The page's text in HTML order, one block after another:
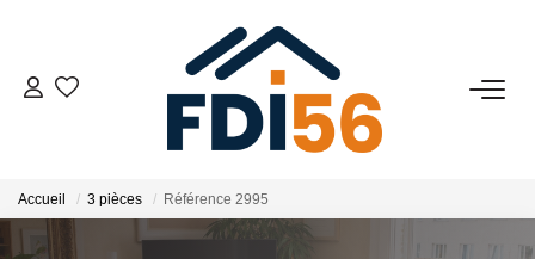
02 97 81 41 39
VENTES
Accueil 3 pièces Référence 2995